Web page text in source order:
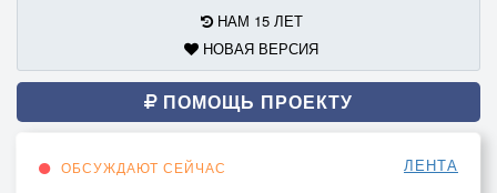
НАМ 15 ЛЕТ
НОВАЯ ВЕРСИЯ
ПОМОЩЬ ПРОЕКТУ
ОБСУЖДАЮТ СЕЙЧАС ЛЕНТА